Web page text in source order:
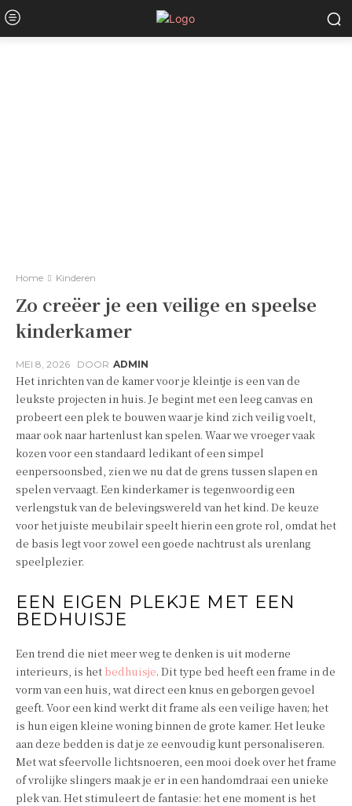
Home Kinderen
Zo creëer je een veilige en speelse
kinderkamer
MEI 8, 2026 DOOR ADMIN
Het inrichten van de kamer voor je kleintje is een van de
leukste projecten in huis. Je begint met een leeg canvas en
probeert een plek te bouwen waar je kind zich veilig voelt,
maar ook naar hartenlust kan spelen. Waar we vroeger vaak
kozen voor een standaard ledikant of een simpel
eenpersoonsbed, zien we nu dat de grens tussen slapen en
spelen vervaagt. Een kinderkamer is tegenwoordig een
verlengstuk van de belevingswereld van het kind. De keuze
voor het juiste meubilair speelt hierin een grote rol, omdat het
de basis legt voor zowel een goede nachtrust als urenlang
speelplezier.
EEN EIGEN PLEKJE MET EEN
BEDHUISJE
Een trend die niet meer weg te denken is uit moderne
interieurs, is het bedhuisje. Dit type bed heeft een frame in de
vorm van een huis, wat direct een knus en geborgen gevoel
geeft. Voor een kind werkt dit frame als een veilige haven; het
is hun eigen kleine woning binnen de grote kamer. Het leuke
aan deze bedden is dat je ze eenvoudig kunt personaliseren.
Met wat sfeervolle lichtsnoeren, een mooi doek over het frame
of vrolijke slingers maak je er in een handomdraai een unieke
plek van. Het stimuleert de fantasie: het ene moment is het